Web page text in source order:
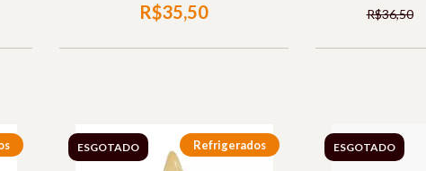
R$35,50 R$36,50
Refrigerados
ESGOTADO ESGOTADO